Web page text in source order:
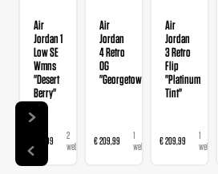
Air
Jordan 1
Low SE
Wmns
"Desert
Berry"
€ 139,99
2
webshops
Air
Jordan
4 Retro
OG
"Georgetown"
€ 209,99
1
webshop
Air
Jordan
3 Retro
Flip
"Platinum
Tint"
€ 209,99
1
webshop